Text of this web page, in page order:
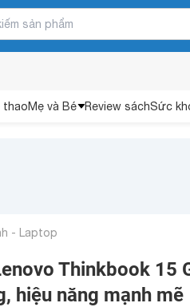
thaoMẹ và Bé Review sáchSức
- Laptop
Thinkbook 15
hiệu năng mạnh mẽ